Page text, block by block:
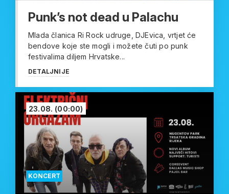
Punk’s not dead u Palachu
Mlada članica Ri Rock udruge, DJEvica, vrtjet će
bendove koje ste mogli i možete čuti po punk
festivalima diljem Hrvatske...
DETALJNIJE
KONCERT
23.08. (00:00)